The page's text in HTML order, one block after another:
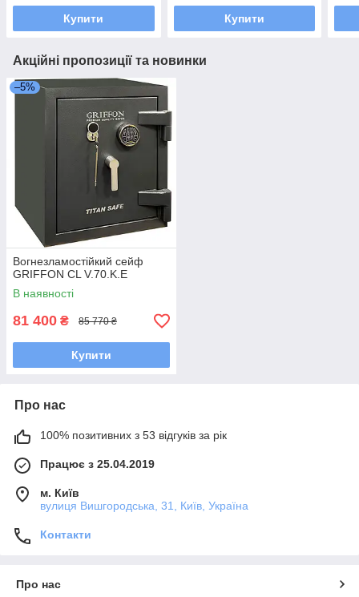
Купити Купити
Акційні пропозиції та новинки
–5%
Вогнезламостійкий сейф
GRIFFON CL V.70.K.E
В наявності
81 400 ₴ 85 770 ₴
Купити
Про нас
100% позитивних з 53 відгуків за рік
Працює з 25.04.2019
м. Київ
вулиця Вишгородська, 31, Київ, Україна
Контакти
Про нас